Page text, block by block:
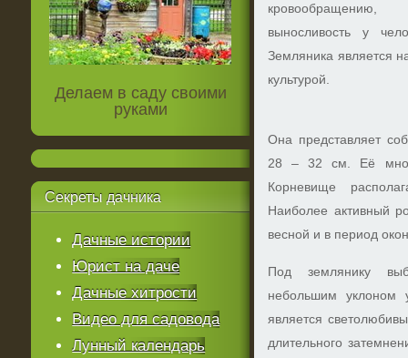
кровообращению,
выносливость у
Земляника является
культурой.
Она представляет
28 – 32 см. Её
Корневище
Наиболее активный
весной и в период
Под землянику
небольшим уклоном
является
длительного
Делаем в саду своими
руками
Секреты дачника
Дачные истории
Юрист на даче
Дачные хитрости
Видео для садовода
Лунный календарь